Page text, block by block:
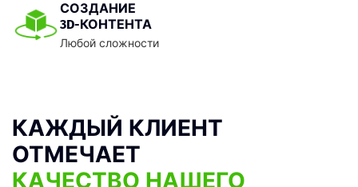
СОЗДАНИЕ
3D-КОНТЕНТА
Любой сложности
КАЖДЫЙ КЛИЕНТ
ОТМЕЧАЕТ
КАЧЕСТВО НАШЕГО